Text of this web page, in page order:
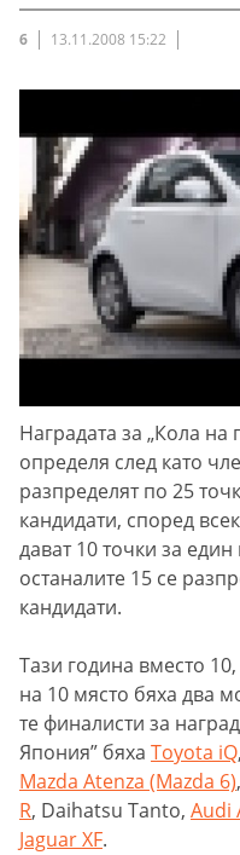
6 13.11.2008 15:22
Наградата за „Кола на
определя след като
разпределят по 25
кандидати, според
дават 10 точки за
останалите 15 се
кандидати.
Тази година вместо
на 10 място бяха два
те финалисти за
Япония” бяха Toyota iQ,
Mazda Atenza (Mazda 6),
R, Daihatsu Tanto, Audi
Jaguar XF.